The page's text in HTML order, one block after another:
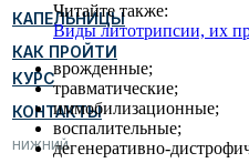
КАПЕЛЬНИЦЫ
КАК ПРОЙТИ
КУРС
КОНТАКТЫ
НИЖНИЙ
Читайте также:
Виды литотрипсии, их
врожденные;
травматические;
иммобилизационные;
воспалительные;
дегенеративно-